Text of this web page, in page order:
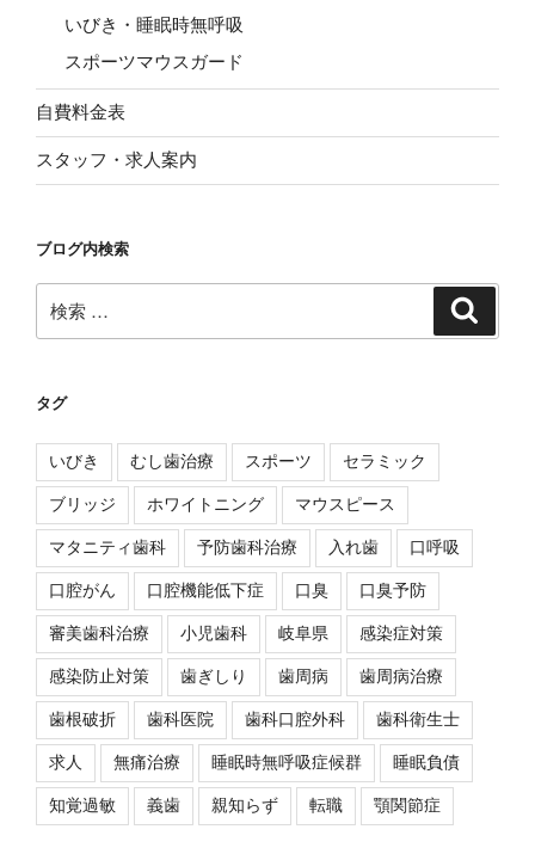
いびき・睡眠時無呼吸
スポーツマウスガード
自費料金表
スタッフ・求人案内
ブログ内検索
索:
タグ
いびき むし歯治療 スポーツ セラミック
ブリッジ ホワイトニング マウスピース
マタニティ歯科 予防歯科治療 入れ歯 口呼吸
口腔がん 口腔機能低下症 口臭 口臭予防
審美歯科治療 小児歯科 岐阜県 感染症対策
感染防止対策 歯ぎしり 歯周病 歯周病治療
歯根破折 歯科医院 歯科口腔外科 歯科衛生士
求人 無痛治療 睡眠時無呼吸症候群 睡眠負債
知覚過敏 義歯 親知らず 転職 顎関節症